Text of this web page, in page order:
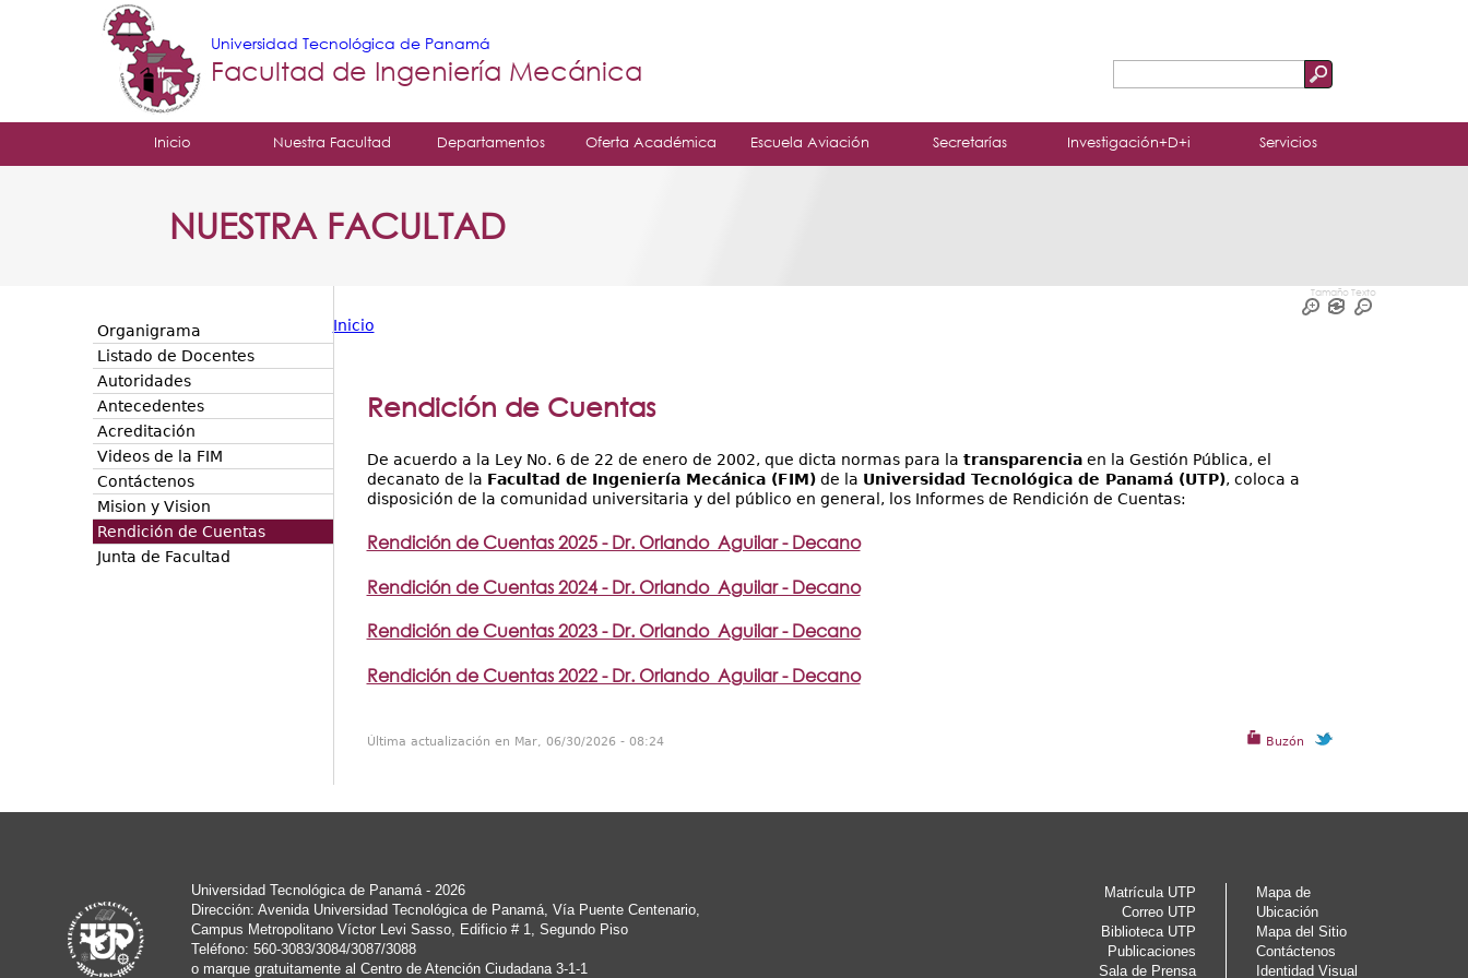
de
Universidad Tecnológica de Panamá
Facultad de Ingeniería Mecánica
Tropical
Principal
Inicio Nuestra Facultad Departamentos Oferta Académica Escuela Aviación Secretarías Investigación+D+i Servicios
NUESTRA FACULTAD
Tamaño Texto
está
Inicio
Rendición de Cuentas
De acuerdo a la Ley No. 6 de 22 de enero de 2002, que dicta normas para la transparenciaen la Gestión Pública, el
decanato de la Facultad de Ingeniería Mecánica (FIM)de la Universidad Tecnológica de Panamá (UTP), coloca a
disposición de la comunidad universitaria y del público en general, los Informes de Rendición de Cuentas:
Rendición de Cuentas 2025 - Dr. Orlando Aguilar - Decano
Rendición de Cuentas 2024 - Dr. Orlando Aguilar - Decano
Rendición de Cuentas 2023 - Dr. Orlando Aguilar - Decano
Rendición de Cuentas 2022 - Dr. Orlando Aguilar - Decano
Buzón
Última actualización en Mar, 06/30/2026 - 08:24
Organigrama
Listado de Docentes
Autoridades
Antecedentes
Acreditación
Videos de la FIM
Contáctenos
Mision y Vision
Rendición de Cuentas
Junta de Facultad
Universidad Tecnológica de Panamá - 2026
Dirección: Avenida Universidad Tecnológica de Panamá, Vía Puente Centenario,
Campus Metropolitano Víctor Levi Sasso, Edificio # 1, Segundo Piso
Teléfono: 560-3083/3084/3087/3088
o marque gratuitamente al Centro de Atención Ciudadana 3-1-1
Matrícula UTP
Correo UTP
Biblioteca UTP
Publicaciones
Sala de Prensa
Mapa de
Ubicación
Mapa del Sitio
Contáctenos
Identidad Visual